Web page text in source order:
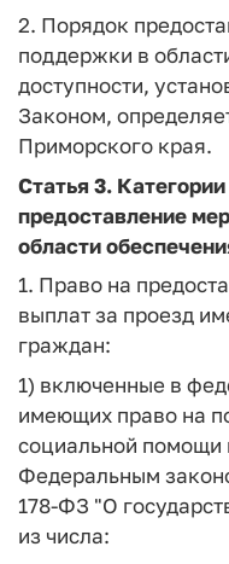
2. Порядок
поддержки в
доступности,
Законом,
Приморского края.
Статья 3.
предоставление
области
1. Право на
выплат за проезд
граждан:
1) включенные в
имеющих право на
социальной помощи
Федеральным
178-ФЗ "О
из числа: